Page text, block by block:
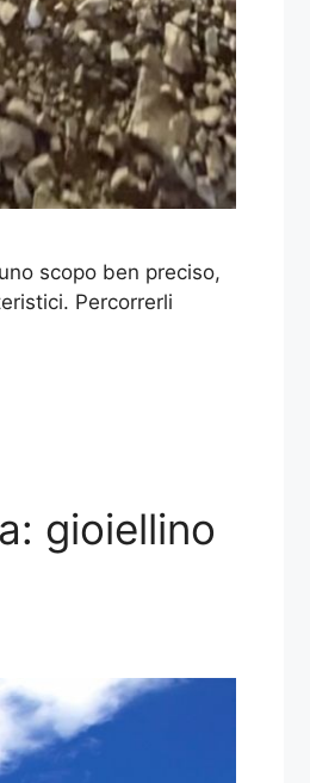
scopo ben preciso,
Percorrerli
gioiellino